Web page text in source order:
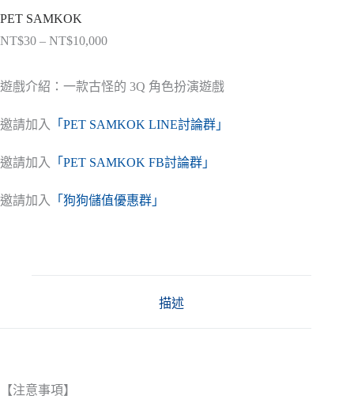
PET SAMKOK
NT$30 – NT$10,000價
範
遊戲介紹：一款古怪的 3Q 角色扮演遊戲
邀請加入 「PET SAMKOK LINE討論群」
邀請加入 「PET SAMKOK FB討論群」
邀請加入 「狗狗儲值優惠群」
描述
【注意事項】